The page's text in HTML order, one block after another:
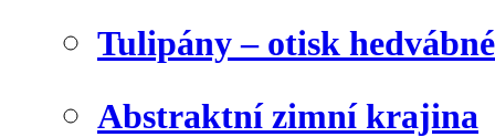
Tulipány – otisk
Abstraktní zimní krajina